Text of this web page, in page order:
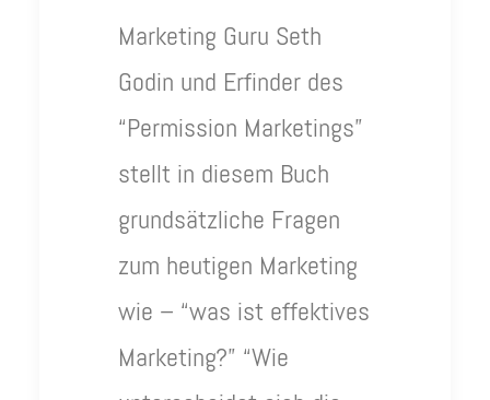
Marketing Guru Seth
Godin und Erfinder des
“Permission Marketings”
stellt in diesem Buch
grundsätzliche Fragen
zum heutigen Marketing
wie – “was ist effektives
Marketing?” “Wie